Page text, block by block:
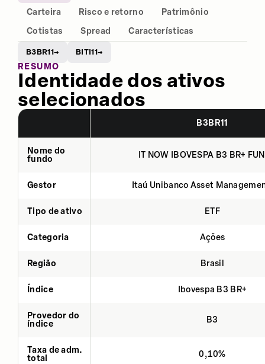
Carteira
Risco e retorno
Patrimônio
Cotistas
Spread Características
B3BR11→ BITI11→
RESUMO
Identidade dos ativos
selecionados
B3BR11
Nome do
fundo
IT NOW IBOVESPA B3 BR+
Gestor Itaú Unibanco Asset
Tipo de ativo ETF
Categoria Ações
Região Brasil
Índice Ibovespa B3 BR+
Provedor do
índice
B3
Taxa de adm.
total
0,10%